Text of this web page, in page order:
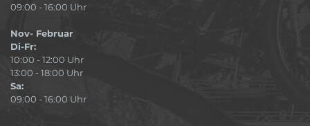
09:00 - 16:00 Uhr
Nov- Februar
Di-Fr:
10:00 - 12:00 Uhr
13:00 - 18:00 Uhr
Sa:
09:00 - 16:00 Uhr